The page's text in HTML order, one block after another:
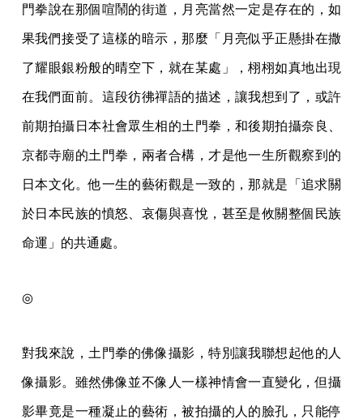
門拳說在那個喧鬧的街道，月亮當然一定是存在的，如
果我們接受了這樣的暗示，那麼「月亮似乎正懸掛在撒
了耀眼銀粉般的晴空下，就在某處」，栩栩如真地出現
在我們面前。這段彷彿禪語的描述，讓我想到了，或許
前期拍攝日本社會眾生相的土門拳，和後期拍攝奈良、
京都寺廟的土門拳，兩者合構，才是他一生所觀察到的
日本文化。他一生的藝術觀是一致的，那就是「追求關
於日本民族的憤怒、哀傷與喜悅，甚至是攸關整個民族
命運」的共通處。
◎
對我來說，土門拳的佛像攝影，特別讓我聯想起他的人
像攝影。雖然佛像並不像人一樣神情會一直變化，但攝
影畢竟是一種凝止的藝術，被拍攝的人的臉孔，只能停